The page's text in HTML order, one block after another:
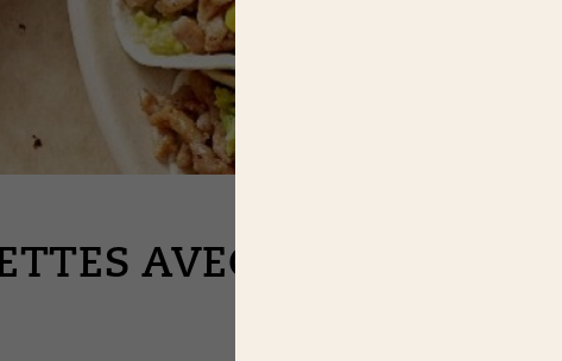
AVEC DE LA VIANDE